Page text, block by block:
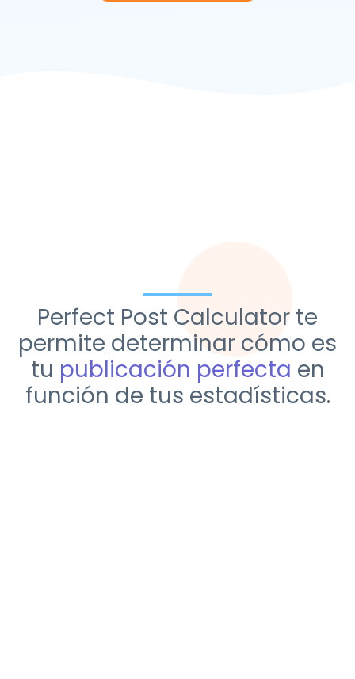
Perfect Post Calculator te
permite determinar cómo es
tu publicación perfecta en
función de tus estadísticas.